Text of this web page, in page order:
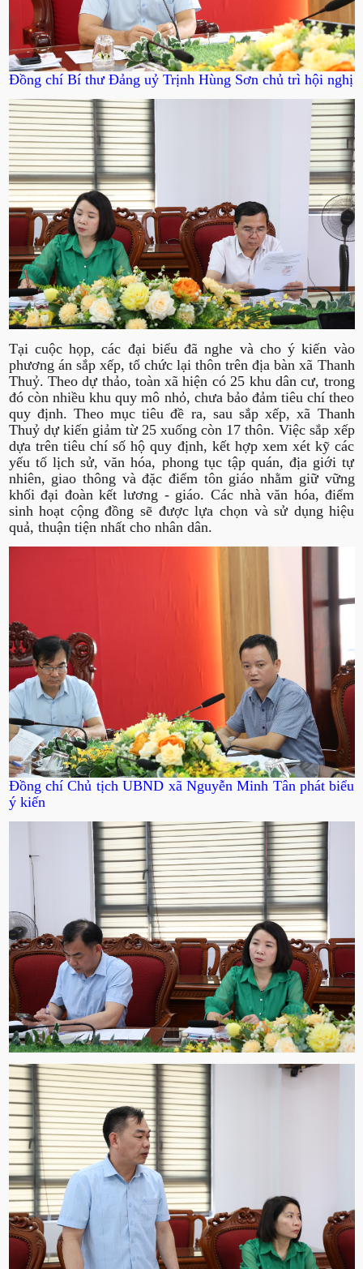
Đồng chí Bí thư Đảng uỷ Trịnh Hùng Sơn chủ trì hội nghị
Tại cuộc họp, các đại biểu đã nghe và cho ý kiến vào
phương án sắp xếp, tổ chức lại thôn trên địa bàn xã Thanh
Thuỷ. Theo dự thảo, toàn xã hiện có 25 khu dân cư, trong
đó còn nhiều khu quy mô nhỏ, chưa bảo đảm tiêu chí theo
quy định. Theo mục tiêu đề ra, sau sắp xếp, xã Thanh
Thuỷ dự kiến giảm từ 25 xuống còn 17 thôn. Việc sắp xếp
dựa trên tiêu chí số hộ quy định, kết hợp xem xét kỹ các
yếu tố lịch sử, văn hóa, phong tục tập quán, địa giới tự
nhiên, giao thông và đặc điểm tôn giáo nhằm giữ vững
khối đại đoàn kết lương - giáo. Các nhà văn hóa, điểm
sinh hoạt cộng đồng sẽ được lựa chọn và sử dụng hiệu
quả, thuận tiện nhất cho nhân dân.
Đồng chí Chủ tịch UBND xã Nguyễn Minh Tân phát biểu
ý kiến